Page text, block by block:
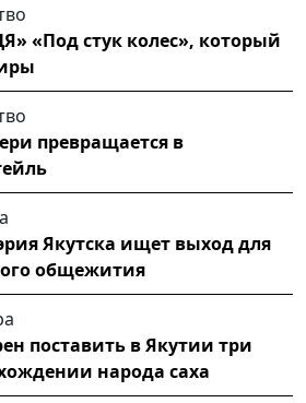
«Под стук колес», который
превращается в
Якутска ищет выход для
общежития
поставить в Якутии три
народа саха